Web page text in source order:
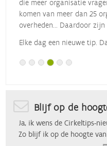
die meer organisatie
komen van meer dan 25
overheden... Daardoor
Elke dag een nieuwe tip.
Blijf op de
Ja, ik wens de Cirkeltips-
Zo blijf ik op de hoogte